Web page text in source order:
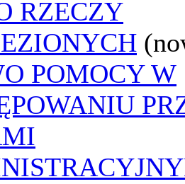
RZECZY
POMOCY W